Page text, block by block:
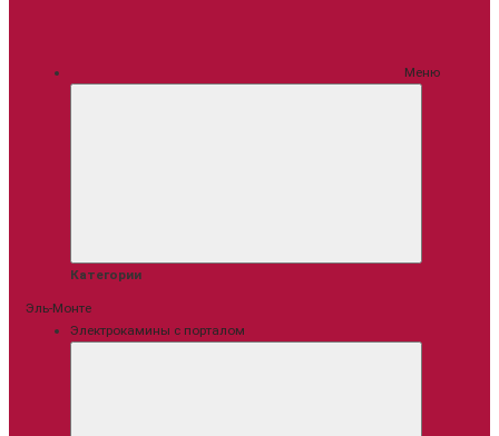
Меню
Категории
Эль-Монте
Электрокамины с порталом